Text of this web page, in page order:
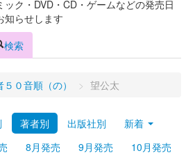
ク・DVD・CD・ゲームなどの発売日
知らせします
検索
０音順（の） > 望公太
著者別 出版社別
新着
8月発売 9月発売 10月発売